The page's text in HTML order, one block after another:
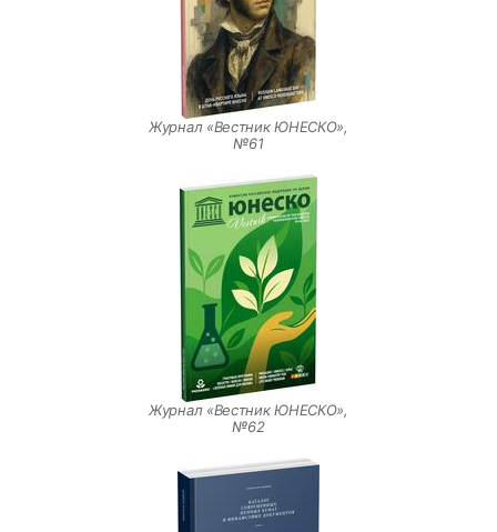
Журнал «Вестник ЮНЕСКО»,
№61
Журнал «Вестник ЮНЕСКО»,
№62